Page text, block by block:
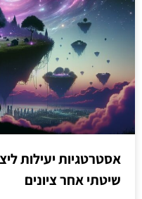
אסטרטגיות יעילות
שיטתי אחר ציונים